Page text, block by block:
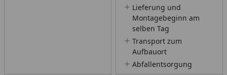
Lieferung und
Montagebeginn am
selben Tag
Transport zum
Aufbauort
Abfallentsorgung